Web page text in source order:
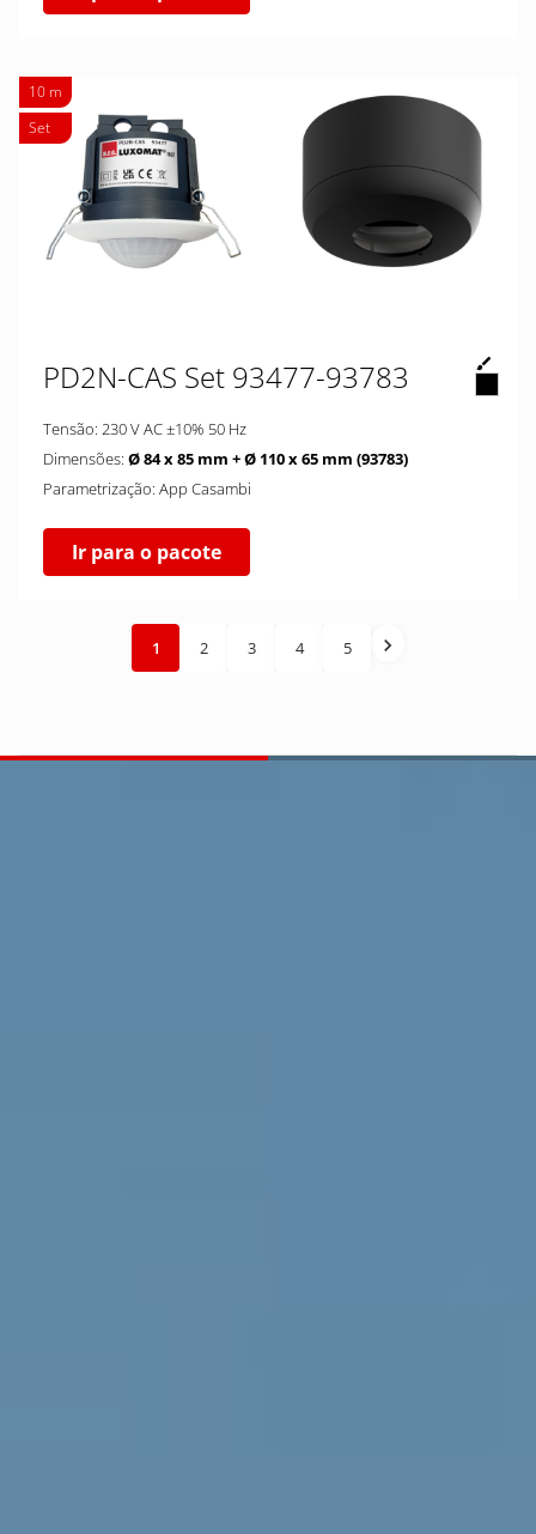
10 m
Set
PD2N-CAS Set 93477-93783
Tensão: 230 V AC ±10% 50 Hz
Dimensões: Ø 84 x 85 mm + Ø 110 x 65 mm (93783)
Parametrização: App Casambi
Ir para o pacote
1 2 3 4 5